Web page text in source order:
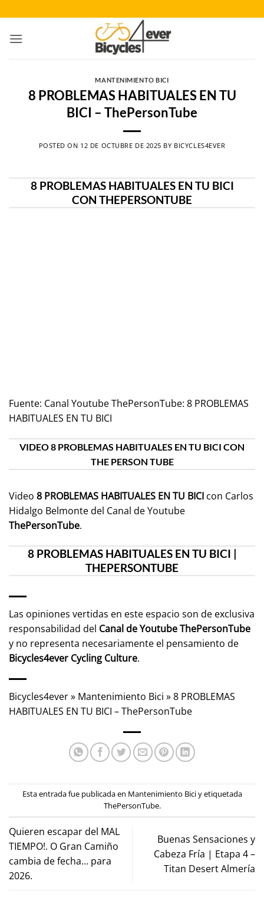
al
contenido
MANTENIMIENTO BICI
8 PROBLEMAS HABITUALES EN TU
BICI – ThePersonTube
POSTED ON 12 DE OCTUBRE DE 2025 BY BICYCLES4EVER
8 PROBLEMAS HABITUALES EN TU BICI
CON THEPERSONTUBE
Fuente: Canal Youtube ThePersonTube: 8 PROBLEMAS
HABITUALES EN TU BICI
VIDEO 8 PROBLEMAS HABITUALES EN TU BICI CON
THE PERSON TUBE
Video 8 PROBLEMAS HABITUALES EN TU BICI con Carlos
Hidalgo Belmonte del Canal de Youtube
ThePersonTube.
8 PROBLEMAS HABITUALES EN TU BICI |
THEPERSONTUBE
Las opiniones vertidas en este espacio son de exclusiva
responsabilidad del Canal de YoutubeThePersonTube
y no representa necesariamente el pensamiento de
Bicycles4ever Cycling Culture.
Bicycles4ever» Mantenimiento Bici »8 PROBLEMAS
HABITUALES EN TU BICI – ThePersonTube
Esta entrada fue publicada en Mantenimiento Biciy etiquetada
ThePersonTube.
Quieren escapar del MAL
TIEMPO!. O Gran Camiño
cambia de fecha… para
2026.
Buenas Sensaciones y
Cabeza Fría | Etapa 4 –
Titan Desert Almería